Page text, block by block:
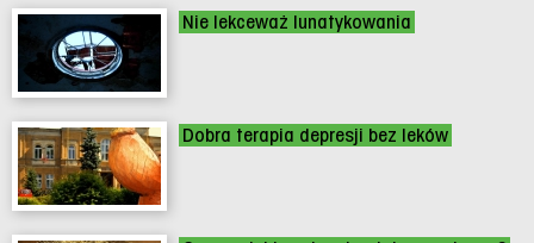
Nie lekceważ lunatykowania
Dobra terapia depresji bez leków